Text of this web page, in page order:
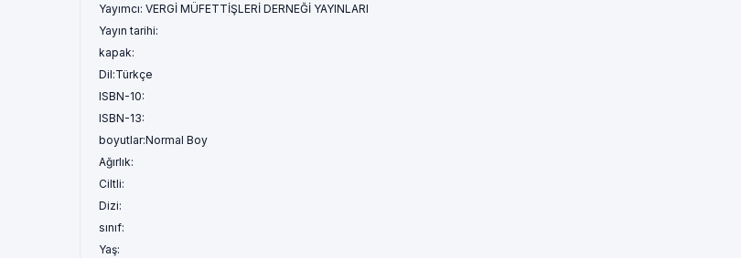
Yayımcı: VERGİ MÜFETTİŞLERİ DERNEĞİ YAYINLARI
Yayın tarihi:
kapak:
Dil:Türkçe
ISBN-10:
ISBN-13:
boyutlar:Normal Boy
Ağırlık:
Ciltli:
Dizi:
sınıf:
Yaş: